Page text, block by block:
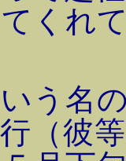
くれ
う名
（彼